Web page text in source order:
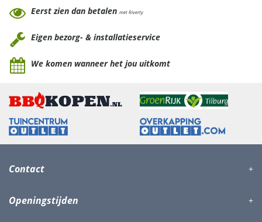
Eerst zien dan betalen met Riverty
Eigen bezorg- & installatieservice
We komen wanneer het jou uitkomt
Contact
Openingstijden